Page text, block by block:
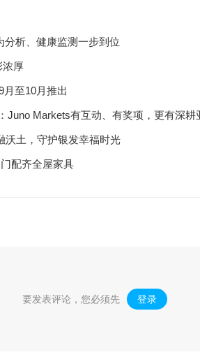
分析、健康监测一步到位
浓厚
至10月推出
Juno Markets有互动、有奖项，更有深耕
沃土，守护银发幸福时光
配齐全屋家具
要发表评论，您必须先 登录 。